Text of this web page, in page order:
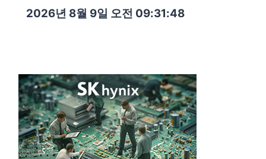
2026년 8월 9일 오전 09:31:49